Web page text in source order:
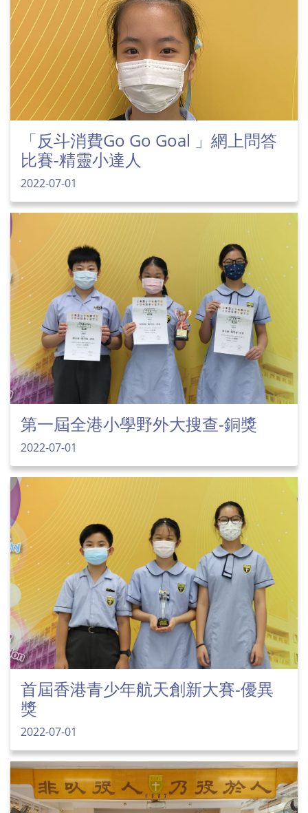
「反斗消費Go Go Goal 」網上問答
比賽-精靈小達人
2022-07-01
第一屆全港小學野外大搜查-銅獎
2022-07-01
首屆香港青少年航天創新大賽-優異
獎
2022-07-01